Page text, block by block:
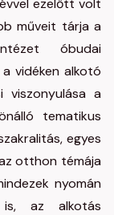
ezelőtt volt
műveit tárja a
óbudai
vidéken alkotó
viszonyulása a
tematikus
egyes
otthon témája
nyomán
is, az alkotás